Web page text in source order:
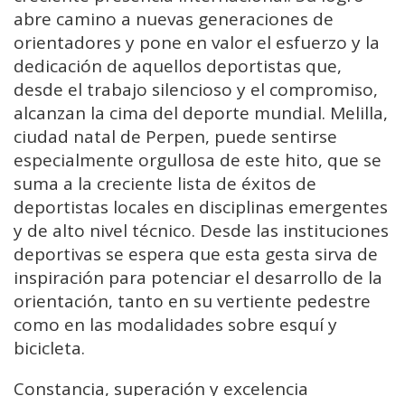
abre camino a nuevas generaciones de
orientadores y pone en valor el esfuerzo y la
dedicación de aquellos deportistas que,
desde el trabajo silencioso y el compromiso,
alcanzan la cima del deporte mundial. Melilla,
ciudad natal de Perpen, puede sentirse
especialmente orgullosa de este hito, que se
suma a la creciente lista de éxitos de
deportistas locales en disciplinas emergentes
y de alto nivel técnico. Desde las instituciones
deportivas se espera que esta gesta sirva de
inspiración para potenciar el desarrollo de la
orientación, tanto en su vertiente pedestre
como en las modalidades sobre esquí y
bicicleta.
Constancia, superación y excelencia